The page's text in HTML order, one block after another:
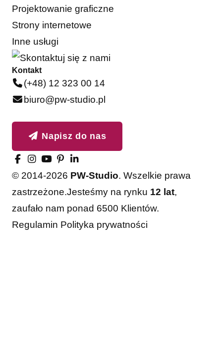
Projektowanie graficzne
Strony internetowe
Inne usługi
Kontakt
(+48) 12 323 00 14
biuro@pw-studio.pl
Napisz do nas
© 2014-2026 PW-Studio. Wszelkie prawa
zastrzeżone.Jesteśmy na rynku 12 lat,
zaufało nam ponad 6500 Klientów.
Regulamin Polityka prywatności